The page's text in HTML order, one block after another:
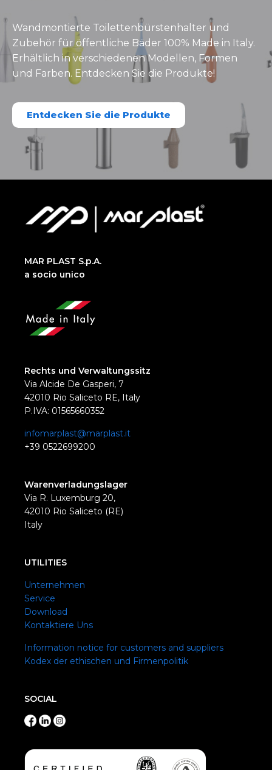
Wandmontierte Toilettenbürstenhalter und
Zubehör für öffentliche Bäder 100% Made in Italy.
Erhältlich in verschiedenen Modellen, Formen
und Farben. Entdecken Sie die Produkte!
Entdecken Sie die Produkte
MAR PLAST S.p.A.
a socio unico
Rechts und Verwaltungssitz
Via Alcide De Gasperi, 7
42010 Rio Saliceto RE, Italy
P.IVA: 01565660352
infomarplast@marplast.it
+39 0522699200
Warenverladungslager
Via R. Luxemburg 20,
42010 Rio Saliceto (RE)
Italy
UTILITIES
Unternehmen
Service
Download
Kontaktiere Uns
Information notice for customers and suppliers
Kodex der ethischen und Firmenpolitik
SOCIAL